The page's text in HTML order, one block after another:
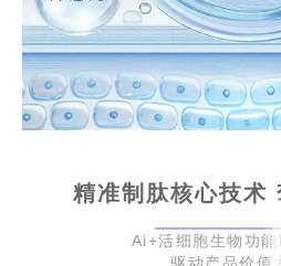
精准制肽核心技术
Ai+活细胞生物功